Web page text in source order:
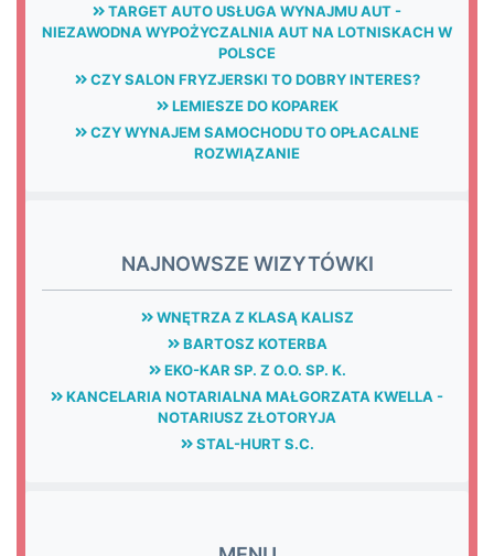
TARGET AUTO USŁUGA WYNAJMU AUT -
NIEZAWODNA WYPOŻYCZALNIA AUT NA LOTNISKACH W
POLSCE
CZY SALON FRYZJERSKI TO DOBRY INTERES?
LEMIESZE DO KOPAREK
CZY WYNAJEM SAMOCHODU TO OPŁACALNE
ROZWIĄZANIE
NAJNOWSZE WIZYTÓWKI
WNĘTRZA Z KLASĄ KALISZ
BARTOSZ KOTERBA
EKO-KAR SP. Z O.O. SP. K.
KANCELARIA NOTARIALNA MAŁGORZATA KWELLA -
NOTARIUSZ ZŁOTORYJA
STAL-HURT S.C.